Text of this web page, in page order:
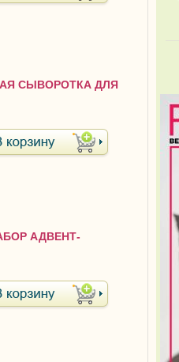
СЫВОРОТКА ДЛЯ
АДВЕНТ-